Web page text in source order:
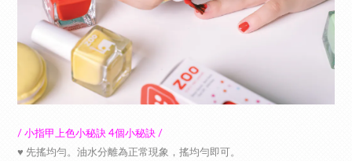
/ 小指甲上色小秘訣 4個小秘訣 /
♥︎ 先搖均勻。油水分離為正常現象，搖均勻即可。